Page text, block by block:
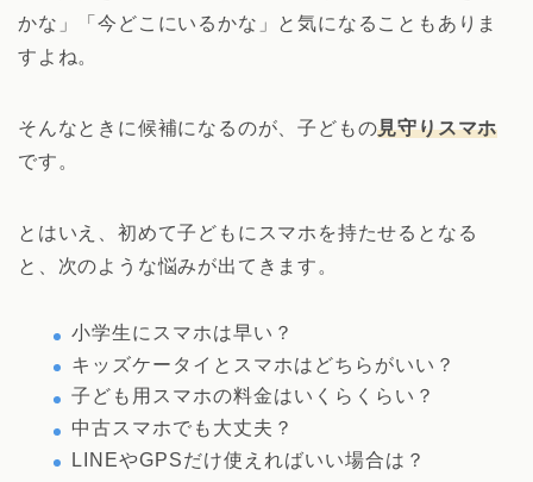
かな」「今どこにいるかな」と気になることもありま
すよね。
そんなときに候補になるのが、子どもの見守りスマホ
です。
とはいえ、初めて子どもにスマホを持たせるとなる
と、次のような悩みが出てきます。
小学生にスマホは早い？
キッズケータイとスマホはどちらがいい？
子ども用スマホの料金はいくらくらい？
中古スマホでも大丈夫？
LINEやGPSだけ使えればいい場合は？